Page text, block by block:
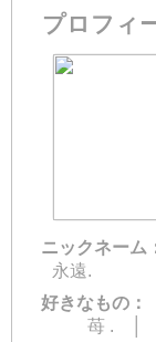
プロフィ
ニックネーム
永遠.
好きなもの：
苺 . │